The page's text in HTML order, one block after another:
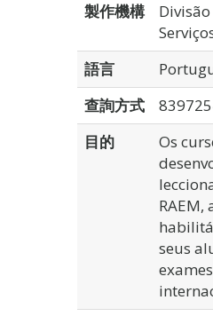
製作機構
語言
查詢方式
目的
Os
RAEM,
seus